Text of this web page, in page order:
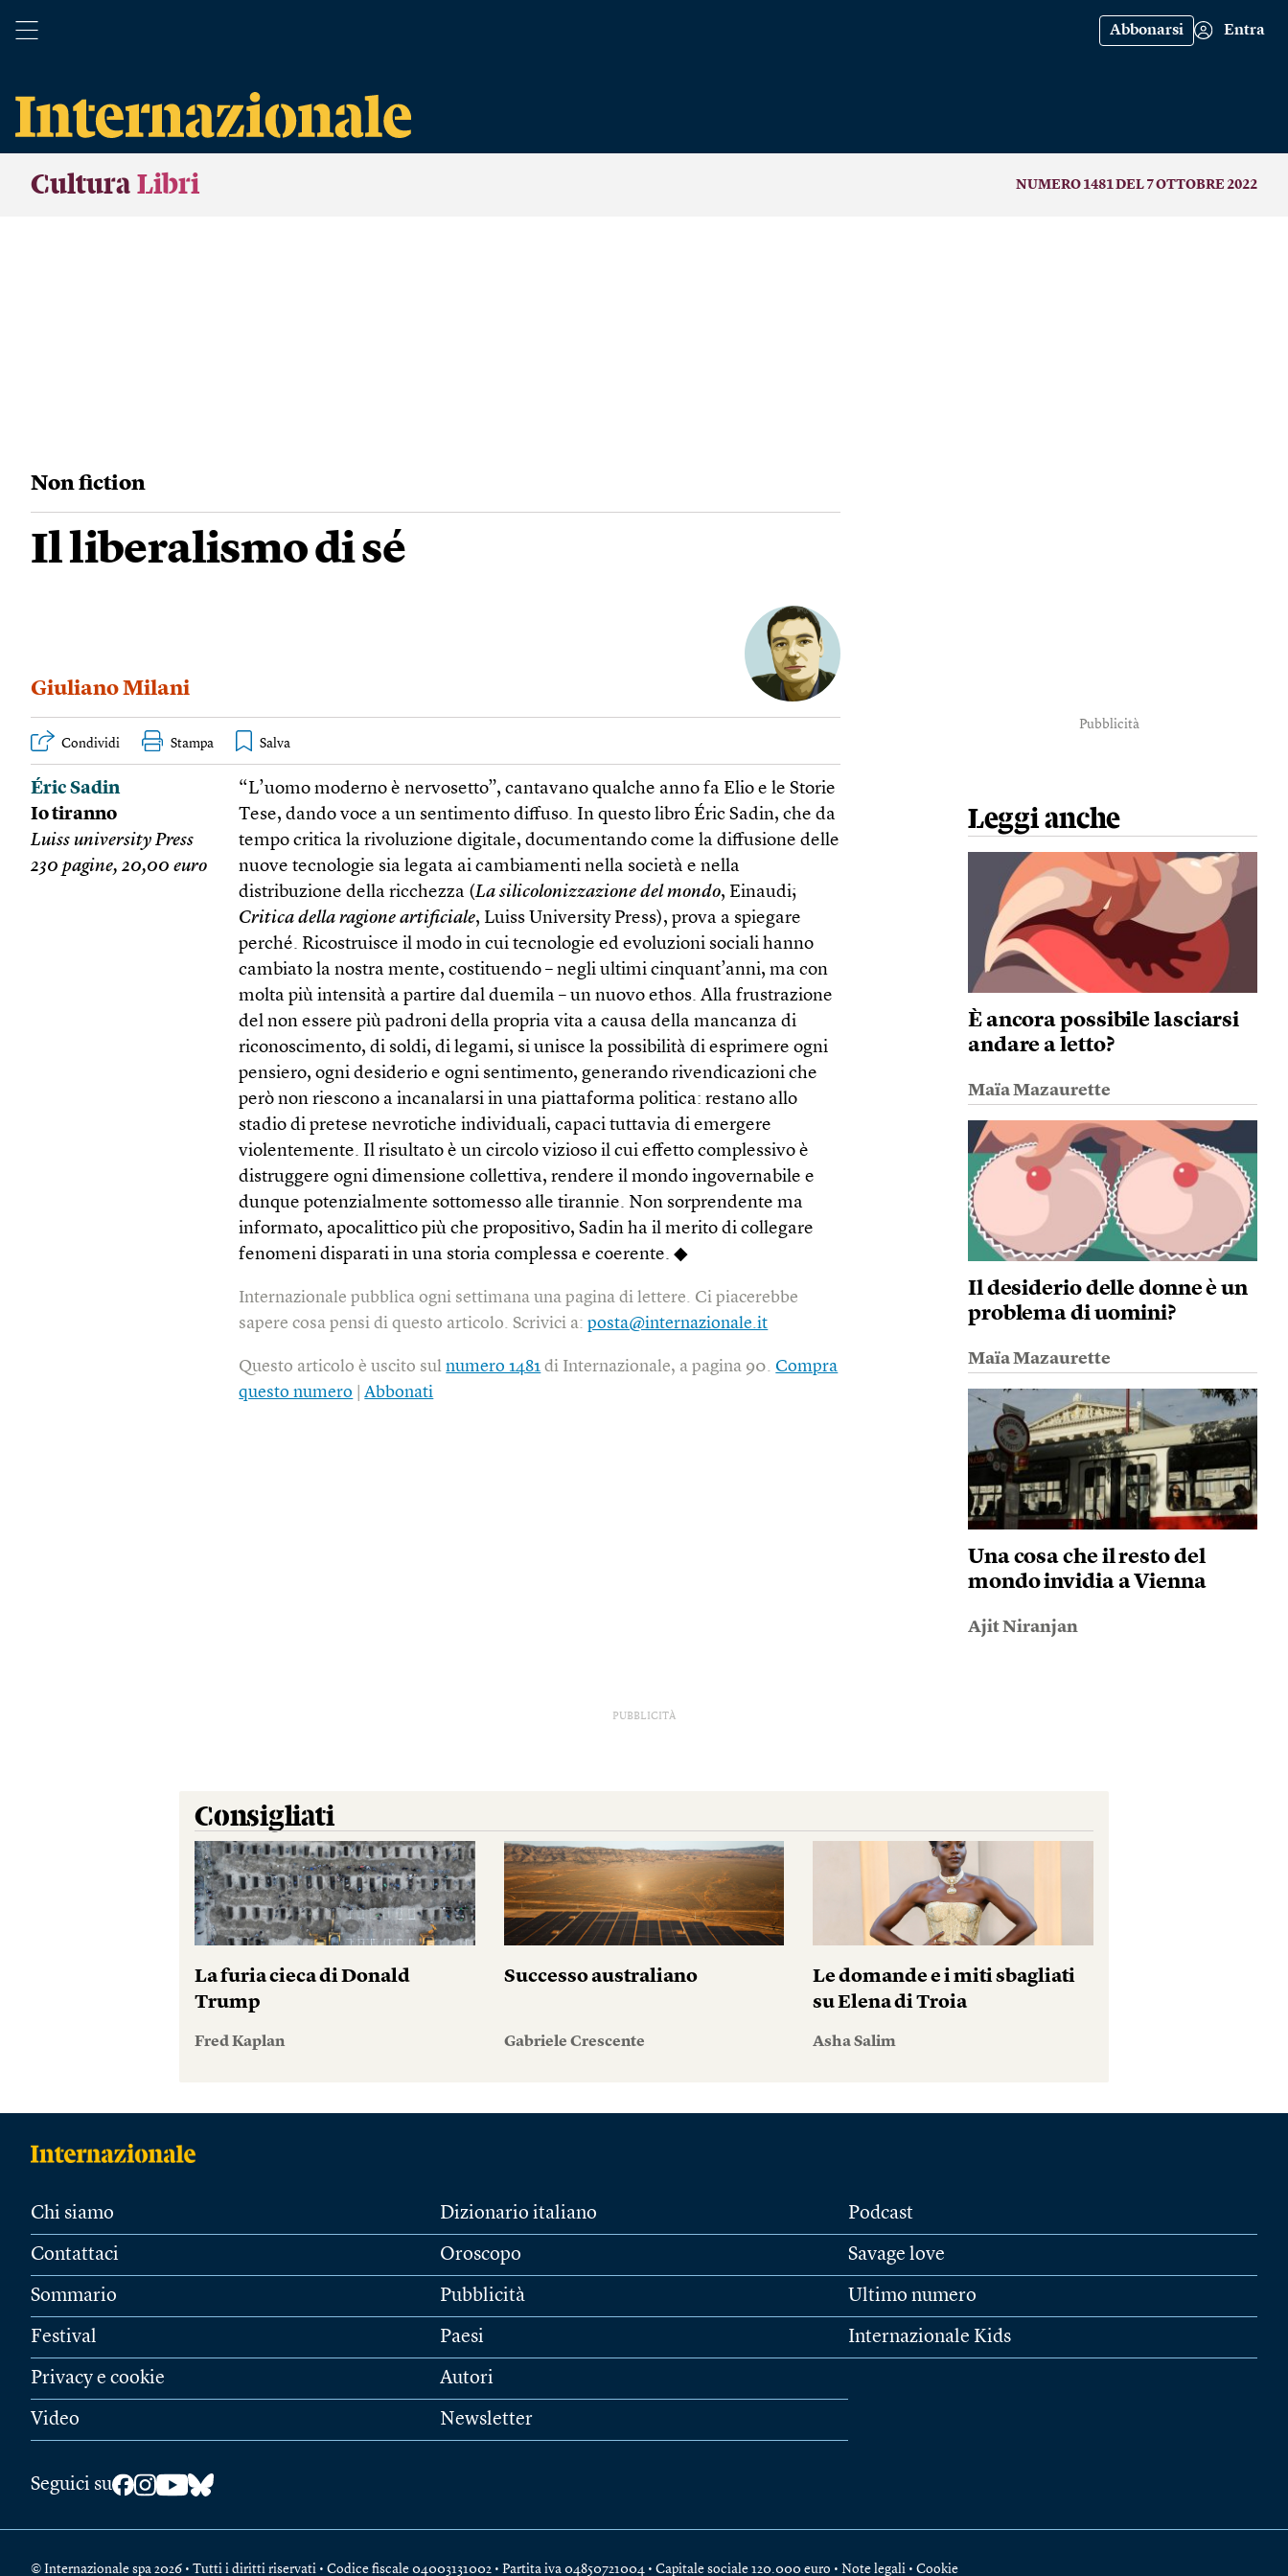
Abbonarsi Entra
Cultura Libri NUMERO 1481 DEL 7 OTTOBRE 2022
Non fiction
Il liberalismo di sé
Giuliano Milani
Condividi Stampa
Éric Sadin
Io tiranno
Luiss university Press
230 pagine, 20,00 euro
“L’uomo moderno è nervosetto”, cantavano qualche anno fa Elio e le Storie
Tese, dando voce a un sentimento diffuso. In questo libro Éric Sadin, che da
tempo critica la rivoluzione digitale, documentando come la diffusione delle
nuove tecnologie sia legata ai cambiamenti nella società e nella
distribuzione della ricchezza (La silicolonizzazione del mondo, Einaudi;
Critica della ragione artificiale, Luiss University Press), prova a spiegare
perché. Ricostruisce il modo in cui tecnologie ed evoluzioni sociali hanno
cambiato la nostra mente, costituendo – negli ultimi cinquant’anni, ma con
molta più intensità a partire dal duemila – un nuovo ethos. Alla frustrazione
del non essere più padroni della propria vita a causa della mancanza di
riconoscimento, di soldi, di legami, si unisce la possibilità di esprimere ogni
pensiero, ogni desiderio e ogni sentimento, generando rivendicazioni che
però non riescono a incanalarsi in una piattaforma politica: restano allo
stadio di pretese nevrotiche individuali, capaci tuttavia di emergere
violentemente. Il risultato è un circolo vizioso il cui effetto complessivo è
distruggere ogni dimensione collettiva, rendere il mondo ingovernabile e
dunque potenzialmente sottomesso alle tirannie. Non sorprendente ma
informato, apocalittico più che propositivo, Sadin ha il merito di collegare
fenomeni disparati in una storia complessa e coerente. ◆
Internazionale pubblica ogni settimana una pagina di lettere. Ci piacerebbe
sapere cosa pensi di questo articolo. Scrivici a:posta@internazionale.it
Questo articolo è uscito sulnumero 1481 di Internazionale, a pagina 90.Compra
questo numero |Abbonati
Pubblicità
Leggi anche
È ancora possibile lasciarsi
andare a letto?
Maïa Mazaurette
Il desiderio delle donne è un
problema di uomini?
Maïa Mazaurette
Una cosa che il resto del
mondo invidia a Vienna
Ajit Niranjan
PUBBLICITÀ
Consigliati
La furia cieca di Donald
Trump
Fred Kaplan
Successo australiano
Gabriele Crescente
Le domande e i miti sbagliati
su Elena di Troia
Asha Salim
Chi siamo
Contattaci
Sommario
Festival
Privacy e cookie
Video
Dizionario italiano
Oroscopo
Pubblicità
Paesi
Autori
Newsletter
Podcast
Savage love
Ultimo numero
Internazionale Kids
Seguici su
© Internazionale spa 2026 • Tutti i diritti riservati • Codice fiscale 04003131002 • Partita iva 04850721004 • Capitale sociale 120.000 euro • Note legali • Cookie